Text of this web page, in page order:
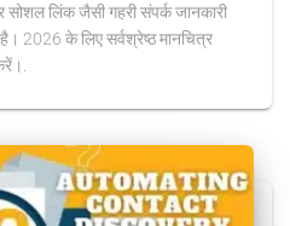
लिंक जैसी गहरी संपर्क जानकारी
2026 के लिए सर्वश्रेष्ठ मानचित्र